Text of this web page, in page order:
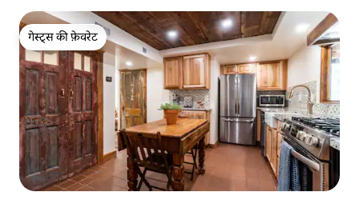
गेस्ट्स की फ़ेवरेट
गेस्ट्स की फ़ेवरेट